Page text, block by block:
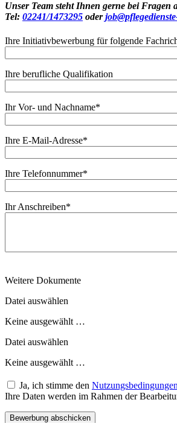
Unser Team steht Ihnen gerne bei
Tel: 02241/1473295 oder
Ihre Initiativbewerbung für folgende
Ihre berufliche Qualifikation
Ihr Vor- und Nachname*
Ihre E-Mail-Adresse*
Ihre Telefonnummer*
Ihr Anschreiben*
Weitere Dokumente
Datei auswählen
Keine ausgewählt …
Datei auswählen
Keine ausgewählt …
Ja, ich stimme den Nutzungsbedingungen
Ihre Daten werden im Rahmen der
Bewerbung abschicken